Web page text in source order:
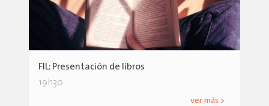
FIL: Presentación de libros
19h30
ver más >